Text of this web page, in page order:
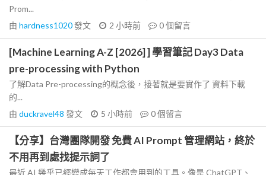
Prom...
由 hardness1020發文 2 小時前 0個留言
[Machine Learning A-Z [2026] ] 學習筆記 Day3 Data
pre-processing with Python
了解Data Pre-processing的概念後，接著就是要實作了 資料下載
的...
由 duckravel48 發文 5 小時前 0個留言
【分享】台灣團隊開發 免費 AI Prompt 管理網站，終於
不用再到處找提示詞了
最近 AI 幾乎已經變成每天工作都會用到的工具。像是 ChatGPT、